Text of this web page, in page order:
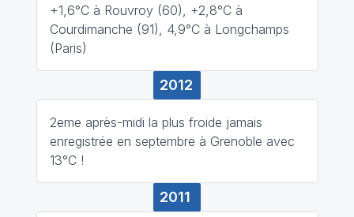
+1,6°C à Rouvroy (60), +2,8°C à
Courdimanche (91), 4,9°C à Longchamps
(Paris)
2012
2eme après-midi la plus froide jamais
enregistrée en septembre à Grenoble avec
13°C !
2011